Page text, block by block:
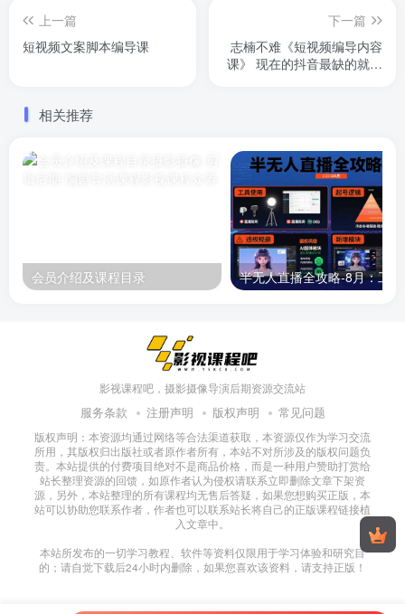
上一篇
短视频文案脚本编导课
下一篇
志楠不难《短视频编导内容
课》 现在的抖音最缺的就是
相关推荐
会员介绍及课程目录
影视课程吧，摄影摄像导演后期资源交流站
服务条款 注册声明 版权声明 常见问题
版权声明：本资源均通过网络等合法渠道获取，本资源仅作为学习交流
所用，其版权归出版社或者原作者所有，本站不对所涉及的版权问题负
责。本站提供的付费项目绝对不是商品价格，而是一种用户赞助打赏给
站长整理资源的回馈，如原作者认为侵权请联系立即删除文章下架资
源，另外，本站整理的所有课程均无售后答疑，如果您想购买正版，本
站可以协助您联系作者，作者也可以联系站长将自己的正版课程链接植
入文章中。
本站所发布的一切学习教程、软件等资料仅限用于学习体验和研究目
的；请自觉下载后24小时内删除，如果您喜欢该资料，请支持正版！